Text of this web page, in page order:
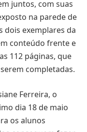
juntos, com suas
na parede de
exemplares da
conteúdo frente e
112 páginas, que
completadas.
Ferreira, o
dia 18 de maio
os alunos